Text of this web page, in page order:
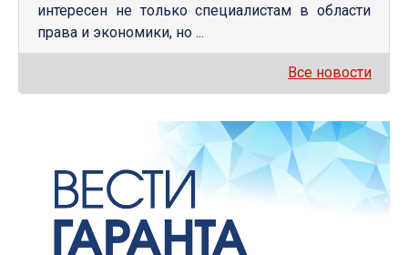
интересен не только специалистам в области
права и экономики, но ...
Все новости